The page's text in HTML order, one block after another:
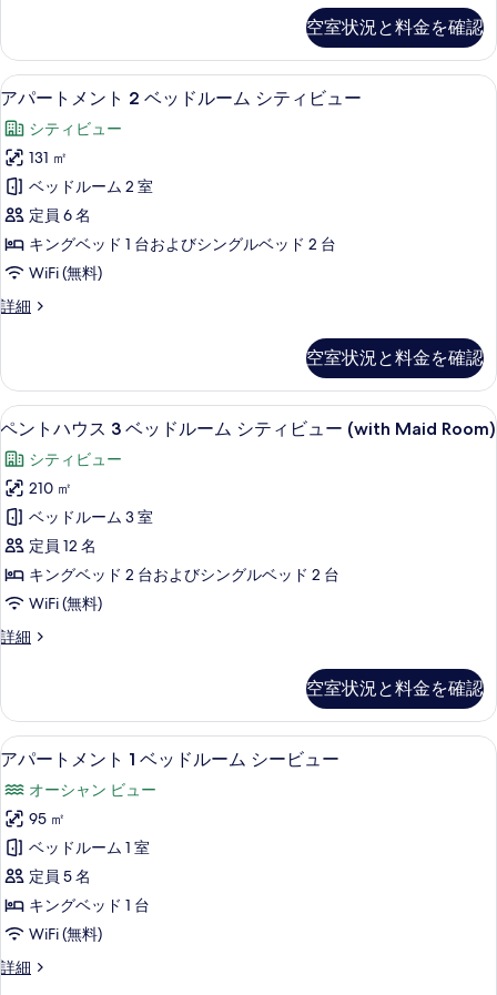
を
表
示
す
る
ド
ル
ー
ム
シ
テ
ィ
ビ
ュ
ー
べ
て
の
写
真
を
表
示
す
る
メ
ン
ト
ベ
ッ
ド
ル
ー
ム
シ
テ
ビ
の
詳
細
空室状況と料金を確認
ア
パ
ー
ト
メ
ン
ト
ベ
ド
ル
ー
ム
シ
テ
ィ
ビ
ュ
ー
べ
て
の
写
真
を
表
示
す
る
セーフティボックス (室内)、デスク
11
アパートメント 2 ベッドルーム シティビュー
シティビュー
131 ㎡
ベッドルーム 2 室
定員 6 名
キングベッド 1 台およびシングルベッド 2 台
WiFi (無料)
詳細
ア
メ
ン
ト
ベ
ッ
ド
ル
ー
ム
シ
テ
ビ
の
詳
細
空室状況と料金を確認
ペ
ン
ト
ハ
ウ
ス
3
ベ
ッ
ル
ー
ム
シ
テ
ィ
ビ
ュ
ー
(with
11
ペントハウス 3 ベッドルーム シティビュー (with Maid Room)
シティビュー
210 ㎡
ベッドルーム 3 室
定員 12 名
キングベッド 2 台およびシングルベッド 2 台
WiFi (無料)
詳細
ペ
ウ
ス
3
ッ
ド
ル
ー
ム
シ
テ
ィ
ュ
空室状況と料金を確認
ア
パ
ー
ト
メ
ン
ト
ベ
12
アパートメント 1 ベッドルーム シービュー
オーシャン ビュー
95 ㎡
ベッドルーム 1 室
定員 5 名
キングベッド 1 台
WiFi (無料)
詳細
ア